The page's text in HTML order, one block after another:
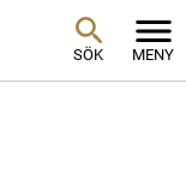
SÖK MENY